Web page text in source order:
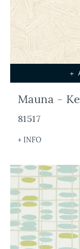
+
Mauna -
81517
+ INFO